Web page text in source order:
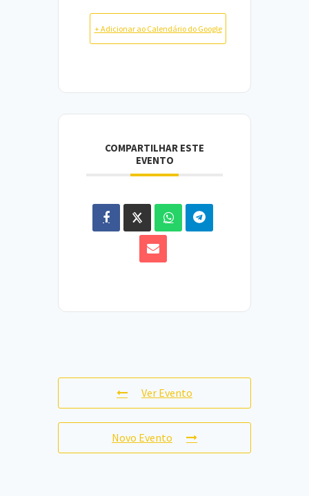
+ Adicionar ao Calendário do Google
COMPARTILHAR ESTE
EVENTO
Ver Evento
Novo Evento